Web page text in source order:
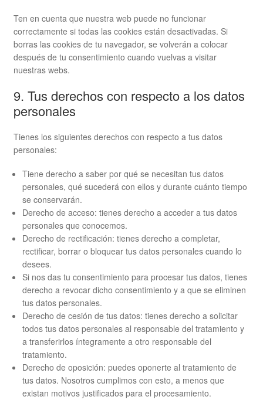
Ten en cuenta que nuestra web puede no funcionar
correctamente si todas las cookies están desactivadas. Si
borras las cookies de tu navegador, se volverán a colocar
después de tu consentimiento cuando vuelvas a visitar
nuestras webs.
9. Tus derechos con respecto a los datos
personales
Tienes los siguientes derechos con respecto a tus datos
personales:
Tiene derecho a saber por qué se necesitan tus datos
personales, qué sucederá con ellos y durante cuánto tiempo
se conservarán.
Derecho de acceso: tienes derecho a acceder a tus datos
personales que conocemos.
Derecho de rectificación: tienes derecho a completar,
rectificar, borrar o bloquear tus datos personales cuando lo
desees.
Si nos das tu consentimiento para procesar tus datos, tienes
derecho a revocar dicho consentimiento y a que se eliminen
tus datos personales.
Derecho de cesión de tus datos: tienes derecho a solicitar
todos tus datos personales al responsable del tratamiento y
a transferirlos íntegramente a otro responsable del
tratamiento.
Derecho de oposición: puedes oponerte al tratamiento de
tus datos. Nosotros cumplimos con esto, a menos que
existan motivos justificados para el procesamiento.